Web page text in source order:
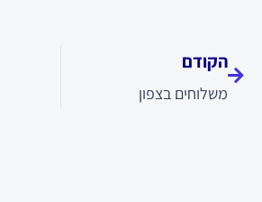
הקודם
משלוחים בצפון